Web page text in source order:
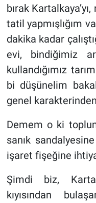
bırak
tatil yapmışlığım
dakika kadar
evi, bindiğimiz
kullandığımız
bi düşünelim
genel
Demem o ki
sanık
işaret fişeğine
Şimdi biz,
kıyısından